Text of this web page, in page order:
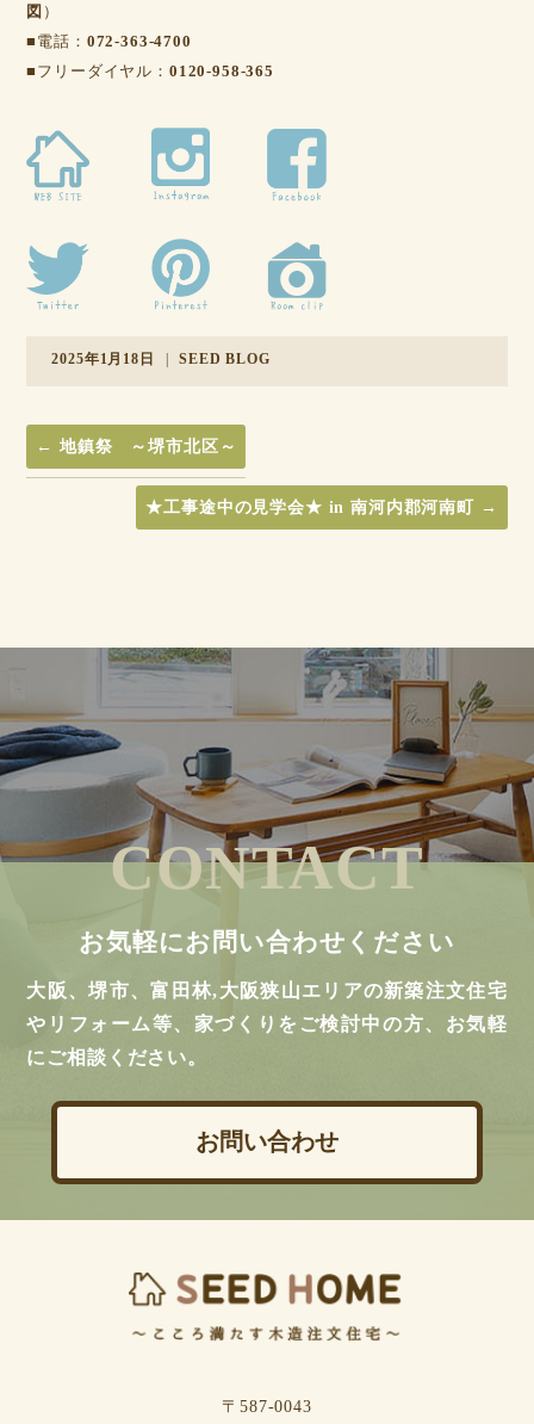
図 ）
■電話： 072-363-4700
■フリーダイヤル： 0120-958-365
2025年1月18日 | SEED BLOG
← 地鎮祭 ～堺市北区～
★工事途中の見学会★ in 南河内郡河南町 →
CONTACT
お気軽にお問い合わせください
大阪、堺市、富田林,大阪狭山エリアの新築注文住宅
やリフォーム等、家づくりをご検討中の方、お気軽
にご相談ください。
お問い合わせ
〒587-0043